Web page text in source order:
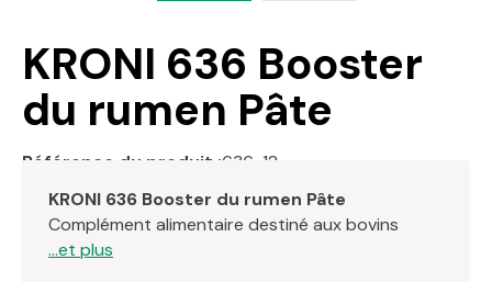
KRONI 636 Booster
du rumen Pâte
Référence du produit :636-12
KRONI 636 Booster du rumen Pâte
Complément alimentaire destiné aux bovins
...et plus